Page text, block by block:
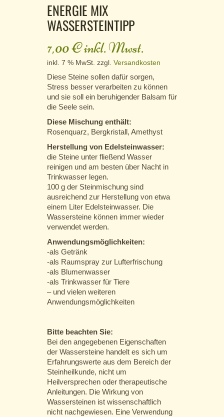
ENERGIE MIX
WASSERSTEINTIPP
7,00€inkl. Mwst.
inkl. 7 % MwSt. zzgl. Versandkosten
Diese Steine sollen dafür sorgen,
Stress besser verarbeiten zu können
und sie soll ein beruhigender Balsam für
die Seele sein.
Diese Mischung enthält:
Rosenquarz, Bergkristall, Amethyst
Herstellung von Edelsteinwasser:
die Steine unter fließend Wasser
reinigen und am besten über Nacht in
Trinkwasser legen.
100 g der Steinmischung sind
ausreichend zur Herstellung von etwa
einem Liter Edelsteinwasser. Die
Wassersteine können immer wieder
verwendet werden.
Anwendungsmöglichkeiten:
-als Getränk
-als Raumspray zur Lufterfrischung
-als Blumenwasser
-als Trinkwasser für Tiere
– und vielen weiteren
Anwendungsmöglichkeiten
Bitte beachten Sie:
Bei den angegebenen Eigenschaften
der Wassersteine handelt es sich um
Erfahrungswerte aus dem Bereich der
Steinheilkunde, nicht um
Heilversprechen oder therapeutische
Anleitungen. Die Wirkung von
Wassersteinen ist wissenschaftlich
nicht nachgewiesen. Eine Verwendung